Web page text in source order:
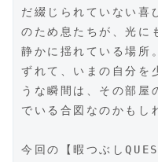
だ綴じられていない喜
のため息たちが、光に
静かに揺れている場所
ずれて、いまの自分を
うな瞬間は、その部屋
でいる合図なのかもし
今回の【暇つぶし